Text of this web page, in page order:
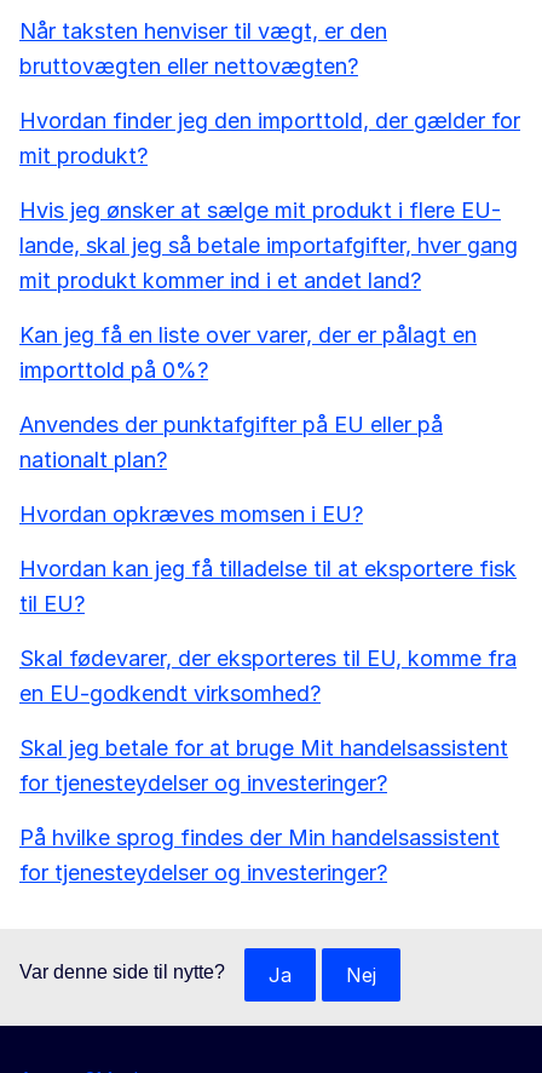
Når taksten henviser til vægt, er den
bruttovægten eller nettovægten?
Hvordan finder jeg den importtold, der gælder for
mit produkt?
Hvis jeg ønsker at sælge mit produkt i flere EU-
lande, skal jeg så betale importafgifter, hver gang
mit produkt kommer ind i et andet land?
Kan jeg få en liste over varer, der er pålagt en
importtold på 0%?
Anvendes der punktafgifter på EU eller på
nationalt plan?
Hvordan opkræves momsen i EU?
Hvordan kan jeg få tilladelse til at eksportere fisk
til EU?
Skal fødevarer, der eksporteres til EU, komme fra
en EU-godkendt virksomhed?
Skal jeg betale for at bruge Mit handelsassistent
for tjenesteydelser og investeringer?
På hvilke sprog findes der Min handelsassistent
for tjenesteydelser og investeringer?
Var denne side til nytte? Ja Nej